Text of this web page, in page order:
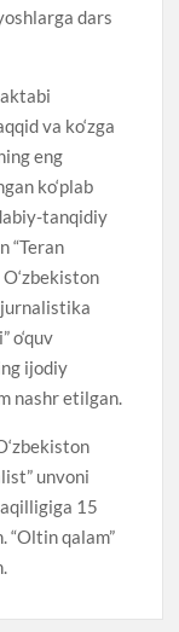
dars
va ko‘zga
eng
ko‘plab
tanqidiy
“Teran
o‘quv
ijodiy
nashr etilgan.
unvoni
15
“Oltin qalam”